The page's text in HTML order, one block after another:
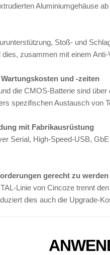
Aluminiumgehäuse
Stoß- und
zusammen mit einem
und -zeiten
die CMOS-Batterie sind
spezifischen Austausch von
mit Fabrikausrüstung
Serial, High-Speed-USB,
gerecht zu werden
Linie von Cincoze trennt
dies auch die Upgrade-